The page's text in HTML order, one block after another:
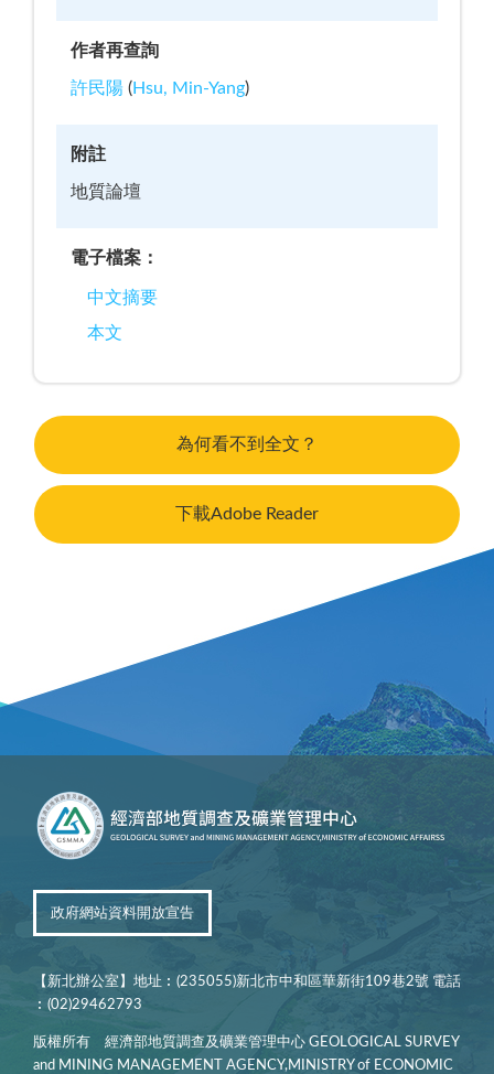
作者再查詢
許民陽(Hsu, Min-Yang)
附註
地質論壇
電子檔案：
中文摘要
本文
為何看不到全文？
下載Adobe Reader
政府網站資料開放宣告
【新北辦公室】地址︰(235055)新北市中和區華新街109巷2號 電話
︰(02)29462793
版權所有 經濟部地質調查及礦業管理中心 GEOLOGICAL SURVEY
and MINING MANAGEMENT AGENCY,MINISTRY of ECONOMIC